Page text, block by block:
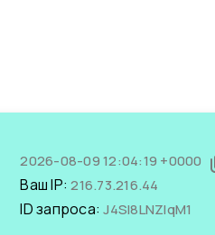
2026-08-09 12:04:19 +0000
Ваш IP:216.73.216.44
ID запроса:J4Sl8LNZlqM1